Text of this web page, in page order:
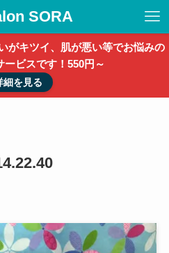
SORA
がキツイ、肌が悪い等でお悩みの
ービスです！550円～
細を見る